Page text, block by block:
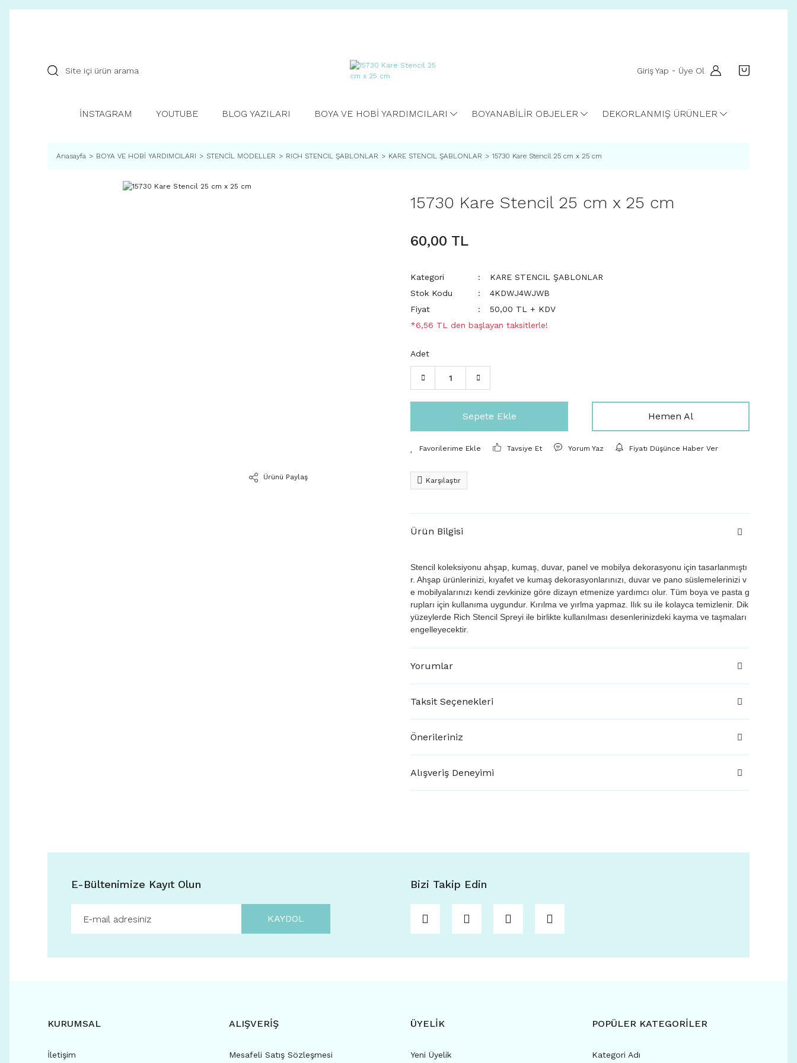
Giriş Yap - Üye Ol
İNSTAGRAM YOUTUBE BLOG YAZILARI BOYA VE HOBİ YARDIMCILARI BOYANABİLİR OBJELER DEKORLANMIŞ ÜRÜNLER
Anasayfa BOYA VE HOBİ YARDIMCILARI STENCİL MODELLER RICH STENCIL ŞABLONLAR KARE STENCIL ŞABLONLAR 15730 Kare Stencil 25 cm x 25 cm
Ürünü Paylaş
15730 Kare Stencil 25 cm x 25 cm
60,00 TL
Kategori
KARE STENCIL ŞABLONLAR
Stok Kodu
4KDWJ4WJWB
Fiyat
50,00 TL + KDV
*6,56 TL den başlayan taksitlerle!
Adet
Sepete Ekle Hemen Al
Tavsiye Et Yorum Yaz Fiyatı Düşünce Haber Ver
Karşılaştır
Ürün Bilgisi
Stencil koleksiyonu ahşap, kumaş, duvar, panel ve mobilya dekorasyonu için tasarlanmıştı
r. Ahşap ürünlerinizi, kıyafet ve kumaş dekorasyonlarınızı, duvar ve pano süslemelerinizi v
e mobilyalarınızı kendi zevkinize göre dizayn etmenize yardımcı olur. Tüm boya ve pasta g
rupları için kullanıma uygundur. Kırılma ve yırlma yapmaz. Ilık su ile kolayca temizlenir. Dik
yüzeylerde Rich Stencil Spreyi ile birlikte kullanılması desenlerinizdeki kayma ve taşmaları
engelleyecektir.
Yorumlar
Taksit Seçenekleri
Önerileriniz
Alışveriş Deneyimi
E-Bültenimize Kayıt Olun
KAYDOL
Bizi Takip Edin
KURUMSAL
İletişim
ALIŞVERİŞ
Mesafeli Satış Sözleşmesi
ÜYELİK
Yeni Üyelik
POPÜLER KATEGORİLER
Kategori Adı